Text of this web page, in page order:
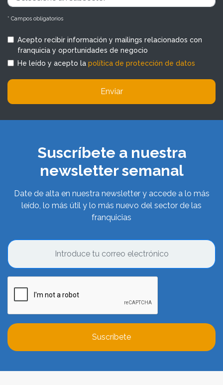
* Campos obligatorios
Acepto recibir información y mailings relacionados con
franquicia y oportunidades de negocio
He leído y acepto la política de protección de datos
Enviar
Suscríbete a nuestra
newsletter semanal
Date de alta en nuestra newsletter y accede a lo más
leído, lo más útil y lo más nuevo del sector de las
franquicias
Suscríbete